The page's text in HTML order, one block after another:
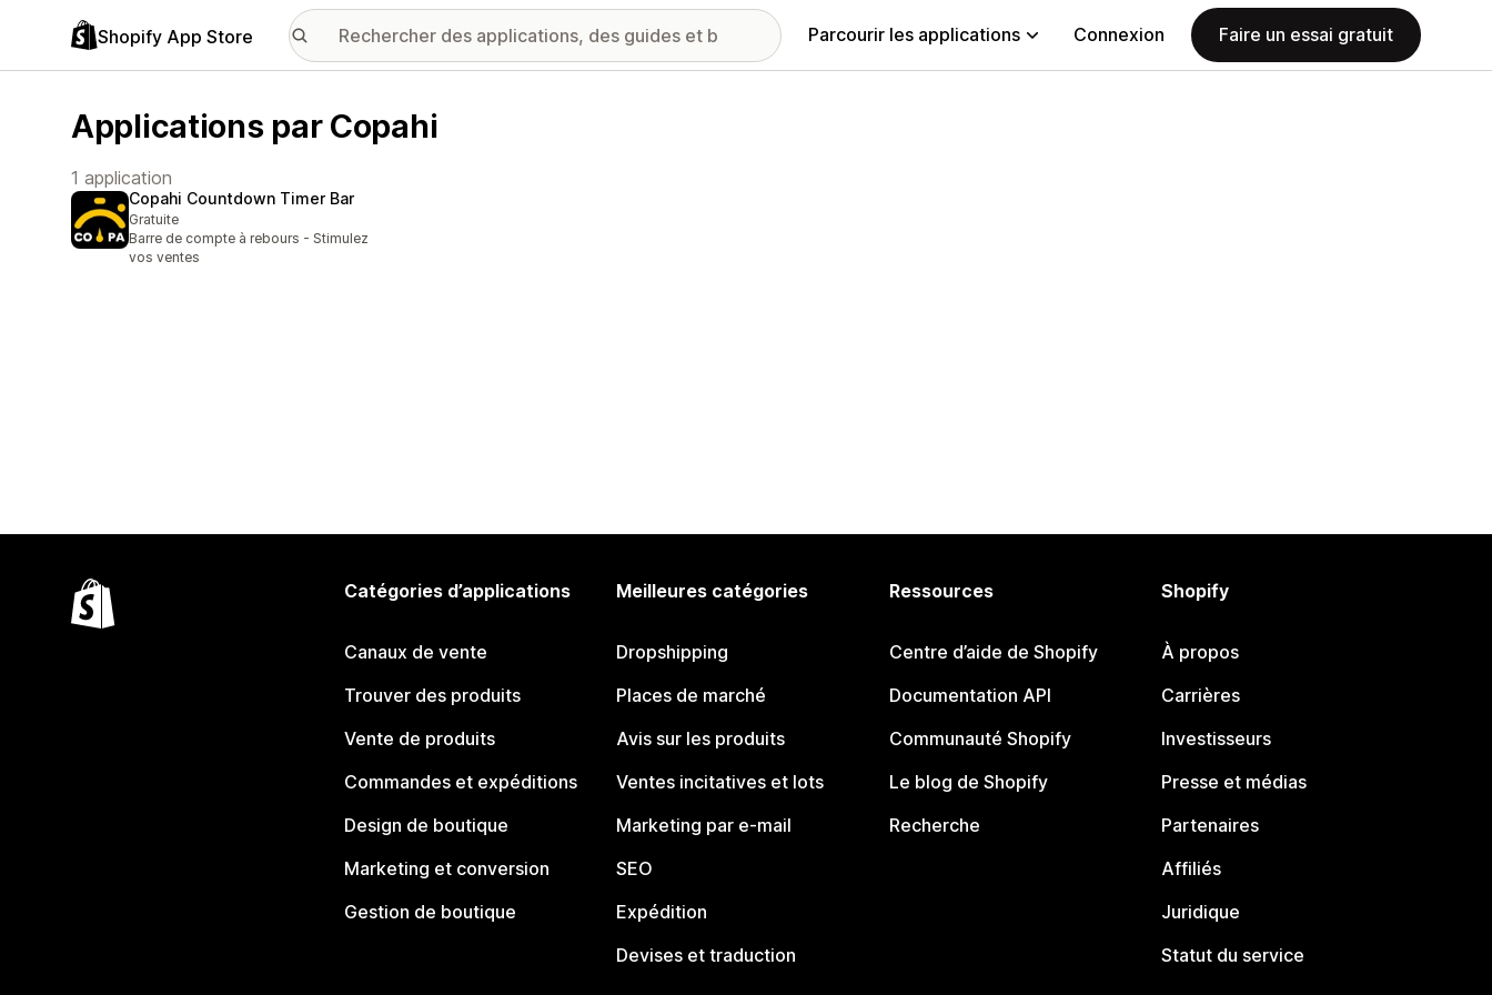
Shopify App Store Parcourir les applications Connexion Faire un essai gratuit
Applications par Copahi
1 application
Copahi Countdown Timer Bar
Gratuite
Barre de compte à rebours - Stimulez
vos ventes
Catégories d’applications
Canaux de vente
Trouver des produits
Vente de produits
Commandes et expéditions
Design de boutique
Marketing et conversion
Gestion de boutique
Meilleures catégories
Dropshipping
Places de marché
Avis sur les produits
Ventes incitatives et lots
Marketing par e-mail
SEO
Expédition
Devises et traduction
Ressources
Centre d’aide de Shopify
Documentation API
Communauté Shopify
Le blog de Shopify
Recherche
Shopify
À propos
Carrières
Investisseurs
Presse et médias
Partenaires
Affiliés
Juridique
Statut du service